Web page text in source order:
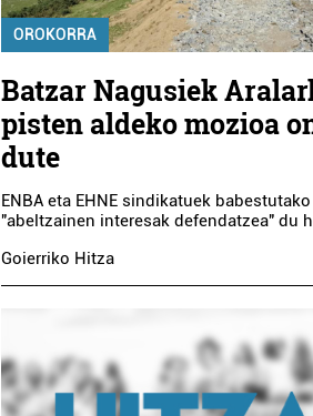
OROKORRA
Batzar Nagusiek
pisten aldeko mozioa
dute
ENBA eta EHNE sindikatuek
"abeltzainen interesak defendatzea" du
Goierriko Hitza